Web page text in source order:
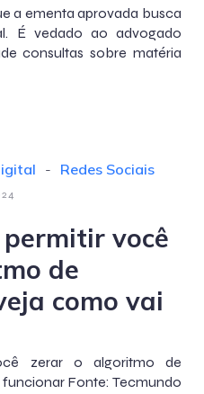
a ementa aprovada busca
É vedado ao advogado
consultas sobre matéria
- Redes Sociais
você
de
como vai
zerar o algoritmo de
Fonte: Tecmundo